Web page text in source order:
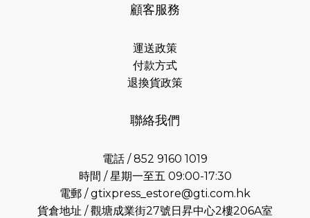
顧客服務
運送政策
付款方式
退換貨政策
聯絡我們
電話 / 852 9160 1019
時間 / 星期一至五 09:00-17:30
電郵 /gtixpress_estore@gti.com.hk
貨倉地址 / 觀塘成業街27號日昇中心2樓206A室